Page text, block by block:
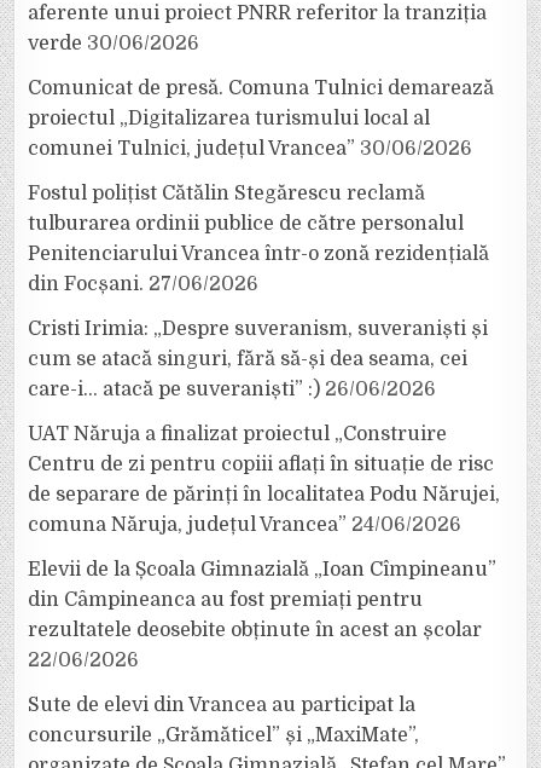
aferente unui proiect PNRR referitor la tranziția
verde 30/06/2026
Comunicat de presă. Comuna Tulnici demarează
proiectul „Digitalizarea turismului local al
comunei Tulnici, județul Vrancea” 30/06/2026
Fostul polițist Cătălin Stegărescu reclamă
tulburarea ordinii publice de către personalul
Penitenciarului Vrancea într-o zonă rezidențială
din Focșani. 27/06/2026
Cristi Irimia: „Despre suveranism, suveraniști și
cum se atacă singuri, fără să-și dea seama, cei
care-i… atacă pe suveraniști” :) 26/06/2026
UAT Năruja a finalizat proiectul „Construire
Centru de zi pentru copiii aflați în situație de risc
de separare de părinți în localitatea Podu Nărujei,
comuna Năruja, județul Vrancea” 24/06/2026
Elevii de la Școala Gimnazială „Ioan Cîmpineanu”
din Câmpineanca au fost premiați pentru
rezultatele deosebite obținute în acest an școlar
22/06/2026
Sute de elevi din Vrancea au participat la
concursurile „Grămăticel” și „MaxiMate”,